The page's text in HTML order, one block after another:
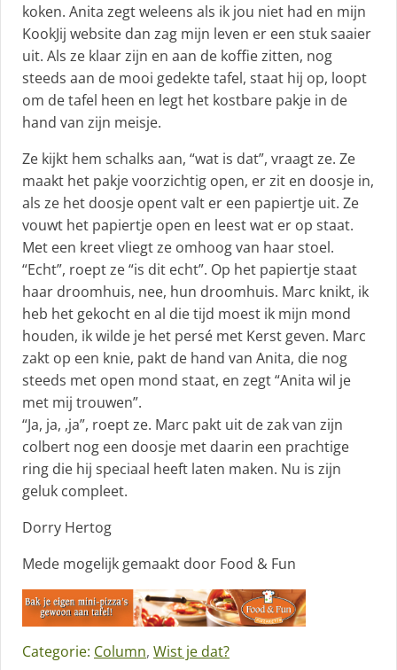
koken. Anita zegt weleens als ik jou niet had en mijn
KookJij website dan zag mijn leven er een stuk saaier
uit. Als ze klaar zijn en aan de koffie zitten, nog
steeds aan de mooi gedekte tafel, staat hij op, loopt
om de tafel heen en legt het kostbare pakje in de
hand van zijn meisje.
Ze kijkt hem schalks aan, “wat is dat”, vraagt ze. Ze
maakt het pakje voorzichtig open, er zit en doosje in,
als ze het doosje opent valt er een papiertje uit. Ze
vouwt het papiertje open en leest wat er op staat.
Met een kreet vliegt ze omhoog van haar stoel.
“Echt”, roept ze “is dit echt”. Op het papiertje staat
haar droomhuis, nee, hun droomhuis. Marc knikt, ik
heb het gekocht en al die tijd moest ik mijn mond
houden, ik wilde je het persé met Kerst geven. Marc
zakt op een knie, pakt de hand van Anita, die nog
steeds met open mond staat, en zegt “Anita wil je
met mij trouwen”.
“Ja, ja, ,ja”, roept ze. Marc pakt uit de zak van zijn
colbert nog een doosje met daarin een prachtige
ring die hij speciaal heeft laten maken. Nu is zijn
geluk compleet.
Dorry Hertog
Mede mogelijk gemaakt door Food & Fun
Categorie: Column, Wist je dat?